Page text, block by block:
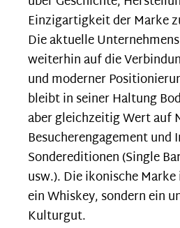
Einzigartigkeit der Marke
Die aktuelle
weiterhin auf die
und moderner
bleibt in seiner Haltung
aber gleichzeitig Wert auf
Besucherengagement und
Sondereditionen (Single
usw.). Die ikonische
ein Whiskey, sondern ein
Kulturgut.